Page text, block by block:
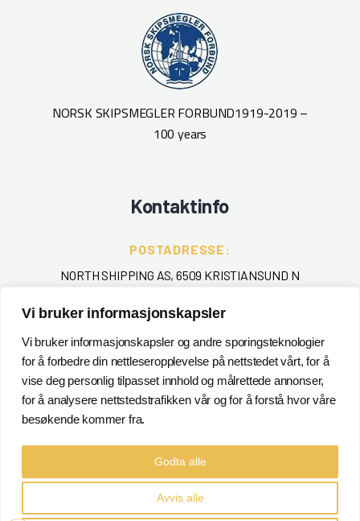
Vi bruker informasjonskapsler
Vi bruker informasjonskapsler og andre sporingsteknologier
for å forbedre din nettleseropplevelse på nettstedet vårt, for å
vise deg personlig tilpasset innhold og målrettede annonser,
for å analysere nettstedstrafikken vår og for å forstå hvor våre
besøkende kommer fra.
Godta alle
Avvis alle
NORSK SKIPSMEGLER FORBUND1919-2019 –
100 years
Kontaktinfo
POSTADRESSE:
NORTH SHIPPING AS, 6509 KRISTIANSUND N
TELEFON:
+ 47 715 40 000
EPOST :
POSTMASTER@NORTHSHIPPING.NO